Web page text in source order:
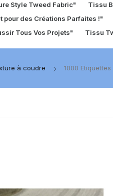
Style Tweed Fabric"
Tissu
pour des Créations Parfaites !"
Tous Vos Projets"
Tissu
à coudre 1000